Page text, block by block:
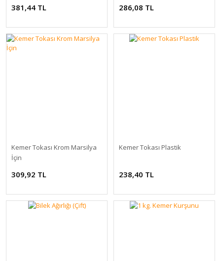
381,44 TL 286,08 TL
Kemer Tokası Krom Marsilya
İçin
309,92 TL
Kemer Tokası Plastik
238,40 TL